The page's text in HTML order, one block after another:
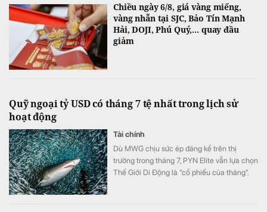
Chiều ngày 6/8, giá vàng miếng,
vàng nhẫn tại SJC, Bảo Tín Mạnh
Hải, DOJI, Phú Quý,... quay đầu
giảm
Quỹ ngoại tỷ USD có tháng 7 tệ nhất trong lịch sử
hoạt động
Tài chính
Dù MWG chịu sức ép đáng kể trên thị
trường trong tháng 7, PYN Elite vẫn lựa chọn
Thế Giới Di Động là “cổ phiếu của tháng”.